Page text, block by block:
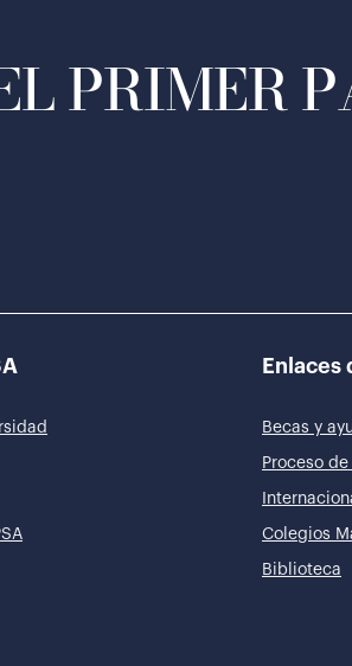
PRIMER
Enlaces
Becas y
Proceso
Colegios
Biblioteca